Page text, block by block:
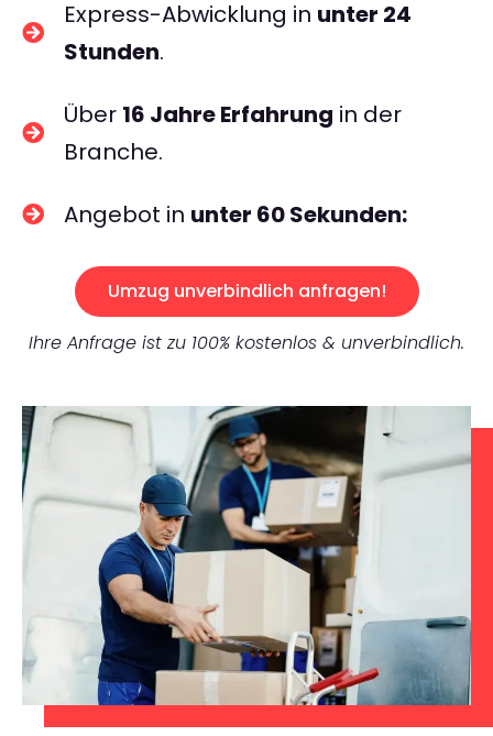
Express-Abwicklung in unter 24
Stunden.
Über 16 Jahre Erfahrung in der
Branche.
Angebot in unter 60 Sekunden:
Umzug unverbindlich anfragen!
Ihre Anfrage ist zu 100% kostenlos & unverbindlich.